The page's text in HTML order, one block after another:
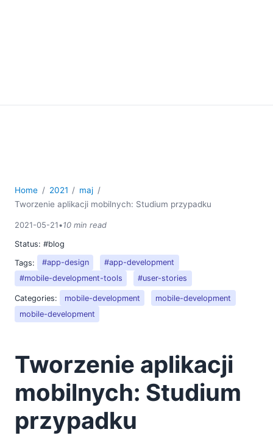
Home 2021
maj
Tworzenie aplikacji mobilnych: Studium przypadku
2021-05-21•10 min read
Status: #blog
Tags:
#app-design
#app-development
#mobile-development-tools
#user-stories
Categories: mobile-development
mobile-development
mobile-development
Tworzenie aplikacji
mobilnych: Studium
przypadku